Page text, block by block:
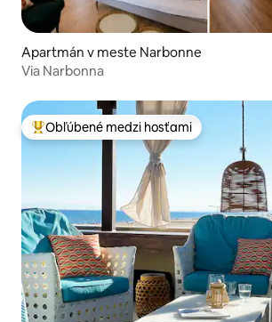
Apartmán v meste Narbonne
Via Narbonna
Najobľúbenejšie medzi hosťami
Obľúbené medzi hosťami